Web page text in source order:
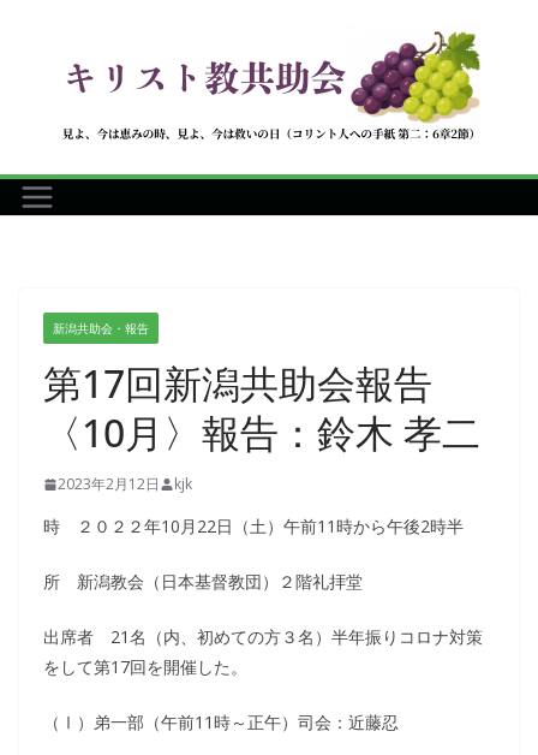
へ
ス
新潟共助会・報告
第17回新潟共助会報告
〈10月〉報告：鈴木 孝二
2023年2月12日 kjk
時 ２０２２年10月22日（土）午前11時から午後2時半
所 新潟教会（日本基督教団）２階礼拝堂
出席者 21名（内、初めての方３名）半年振りコロナ対策
をして第17回を開催した。
（Ⅰ）弟一部（午前11時～正午）司会：近藤忍